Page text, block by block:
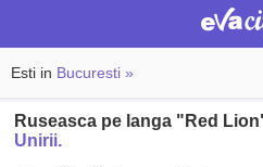
Esti in Bucuresti »
Ruseasca pe langa "Red
Unirii.